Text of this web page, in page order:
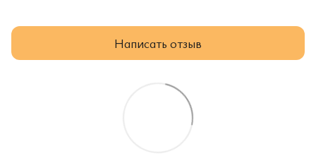
Написать отзыв